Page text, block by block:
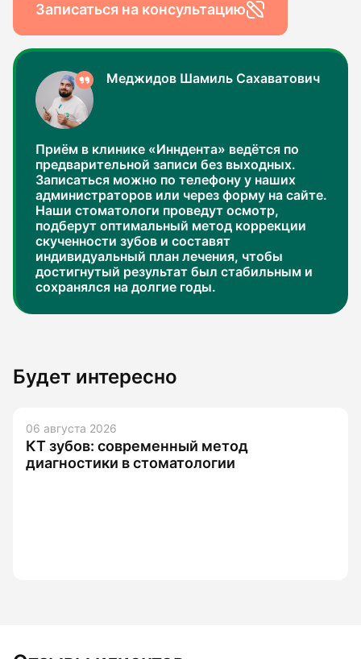
Записаться на консультацию
Меджидов Шамиль Сахаватович
Приём в клинике «Инндента» ведётся по
предварительной записи без выходных.
Записаться можно по телефону у наших
администраторов или через форму на сайте.
Наши стоматологи проведут осмотр,
подберут оптимальный метод коррекции
скученности зубов и составят
индивидуальный план лечения, чтобы
достигнутый результат был стабильным и
сохранялся на долгие годы.
Будет интересно
06 августа 2026
КТ зубов: современный метод
диагностики в стоматологии